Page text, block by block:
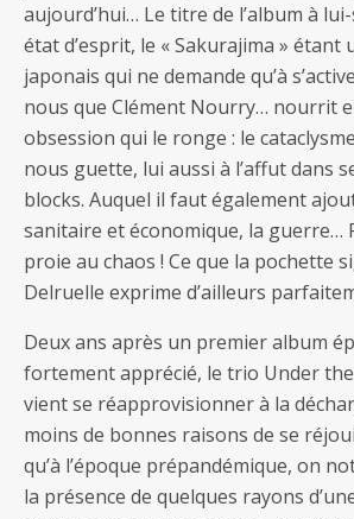
aujourd’hui… Le titre de l’album à
état d’esprit, le « Sakurajima » étant
japonais qui ne demande qu’à
nous que Clément Nourry… nourrit
obsession qui le ronge : le
nous guette, lui aussi à l’affut dans
blocks. Auquel il faut également
sanitaire et économique, la guerre…
proie au chaos ! Ce que la pochette
Delruelle exprime d’ailleurs
Deux ans après un premier album
fortement apprécié, le trio Under
vient se réapprovisionner à la
moins de bonnes raisons de se
qu’à l’époque prépandémique, on
la présence de quelques rayons